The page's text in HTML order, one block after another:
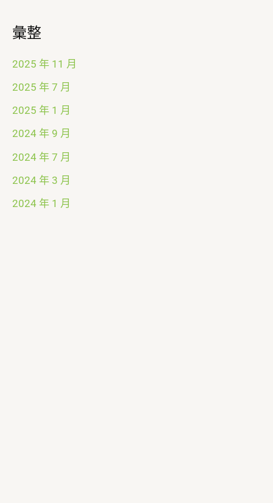
彙整
2025 年 11 月
2025 年 7 月
2025 年 1 月
2024 年 9 月
2024 年 7 月
2024 年 3 月
2024 年 1 月